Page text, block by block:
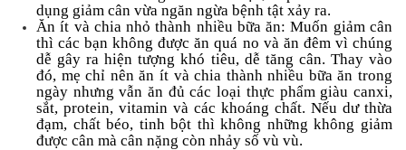
trong
nhà
FAQ
dụng giảm cân vừa ngăn ngừa bệnh tật xảy ra.
Ăn ít và chia nhỏ thành nhiều bữa ăn: Muốn giảm cân
thì các bạn không được ăn quá no và ăn đêm vì chúng
dễ gây ra hiện tượng khó tiêu, dễ tăng cân. Thay vào
đó, mẹ chỉ nên ăn ít và chia thành nhiều bữa ăn trong
ngày nhưng vẫn ăn đủ các loại thực phẩm giàu canxi,
sắt, protein, vitamin và các khoáng chất. Nếu dư thừa
đạm, chất béo, tinh bột thì không những không giảm
được cân mà cân nặng còn nhảy số vù vù.